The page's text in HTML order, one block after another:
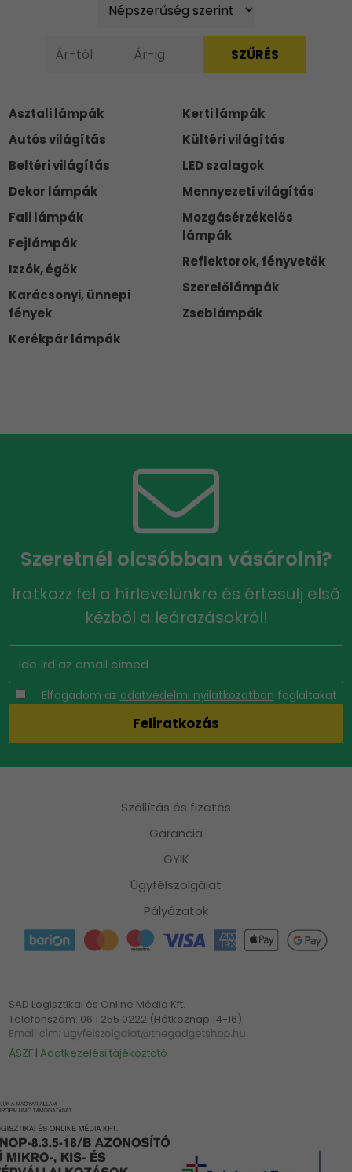
Asztali lámpák
Autós világítás
Beltéri világítás
Dekor lámpák
Fali lámpák
Fejlámpák
Izzók, égők
Karácsonyi, ünnepi
fények
Kerékpár lámpák
Kerti lámpák
Kültéri világítás
LED szalagok
Mennyezeti világítás
Mozgásérzékelős
lámpák
Reflektorok, fényvetők
Szerelőlámpák
Zseblámpák
Szeretnél olcsóbban vásárolni?
Iratkozz fel a hírlevelünkre és értesülj első
kézből a leárazásokról!
Elfogadom az adatvédelmi nyilatkozatban foglaltakat
Szállítás és fizetés
Garancia
GYIK
Ügyfélszolgálat
Pályázatok
SAD Logisztikai és Online Média Kft.
Telefonszám: 06 1 255 0222 (Hétköznap 14-16)
ÁSZF |Adatkezelési tájékoztató